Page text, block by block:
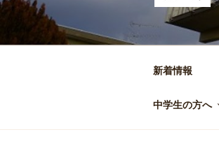
へ
キ
新着情報
中学生の方へ